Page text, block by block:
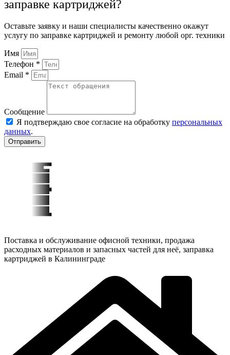
заправке картриджей?
Оставьте заявку и наши специалисты качественно окажут
услугу по заправке картриджей и ремонту любой орг. техники
Имя
Телефон *
Email *
Сообщение
Я подтверждаю свое согласие на обработку персональных
данных.
Отправить
Поставка и обслуживание офисной техники, продажа
расходных материалов и запасных частей для неё, заправка
картриджей в Калининграде